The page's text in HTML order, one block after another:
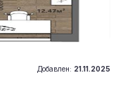
Добавлен: 21.11.2025